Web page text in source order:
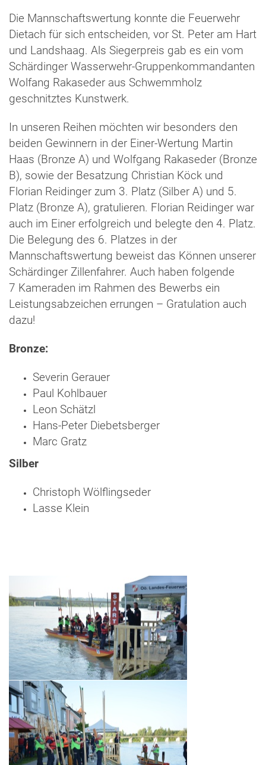
Die Mannschaftswertung konnte die Feuerwehr
Dietach für sich entscheiden, vor St. Peter am Hart
und Landshaag. Als Siegerpreis gab es ein vom
Schärdinger Wasserwehr-Gruppenkommandanten
Wolfang Rakaseder aus Schwemmholz
geschnitztes Kunstwerk.
In unseren Reihen möchten wir besonders den
beiden Gewinnern in der Einer-Wertung Martin
Haas (Bronze A) und Wolfgang Rakaseder (Bronze
B), sowie der Besatzung Christian Köck und
Florian Reidinger zum 3. Platz (Silber A) und 5.
Platz (Bronze A), gratulieren. Florian Reidinger war
auch im Einer erfolgreich und belegte den 4. Platz.
Die Belegung des 6. Platzes in der
Mannschaftswertung beweist das Können unserer
Schärdinger Zillenfahrer. Auch haben folgende
7 Kameraden im Rahmen des Bewerbs ein
Leistungsabzeichen errungen – Gratulation auch
dazu!
Bronze:
Severin Gerauer
Paul Kohlbauer
Leon Schätzl
Hans-Peter Diebetsberger
Marc Gratz
Silber
Christoph Wölflingseder
Lasse Klein